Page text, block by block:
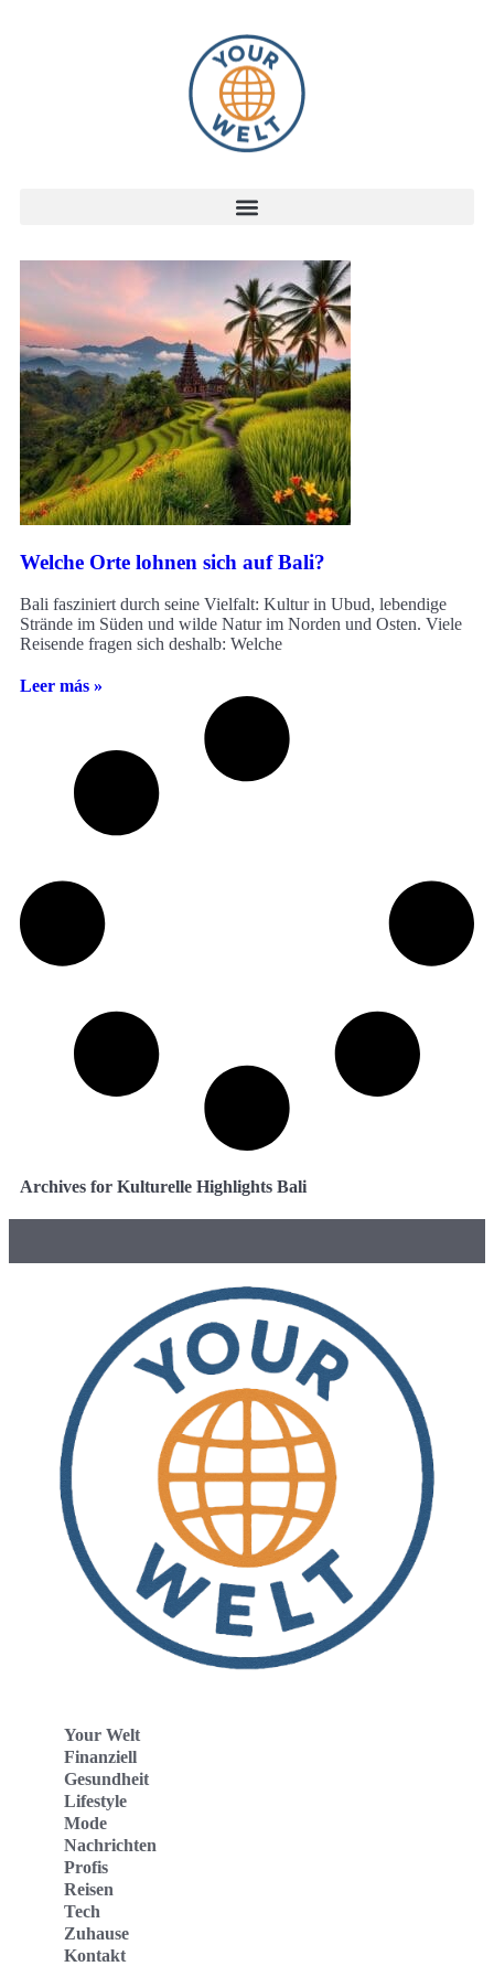
Welche Orte lohnen sich auf Bali?
Bali fasziniert durch seine Vielfalt: Kultur in Ubud, lebendige
Strände im Süden und wilde Natur im Norden und Osten. Viele
Reisende fragen sich deshalb: Welche
Leer más »
Archives for Kulturelle Highlights Bali
Your Welt
Finanziell
Gesundheit
Lifestyle
Mode
Nachrichten
Profis
Reisen
Tech
Zuhause
Kontakt